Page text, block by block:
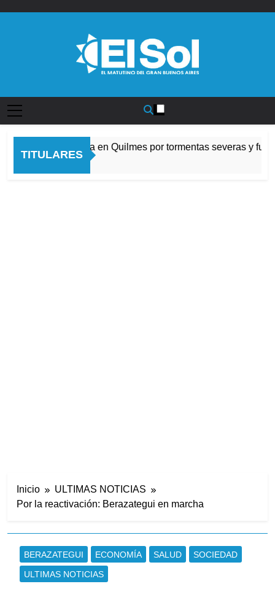
TITULARES
Alerta naranja en Quilmes por tormentas severas y
Inicio
ULTIMAS NOTICIAS
Por la reactivación: Berazategui en marcha
BERAZATEGUI ECONOMÍA SALUD
SOCIEDAD
ULTIMAS NOTICIAS